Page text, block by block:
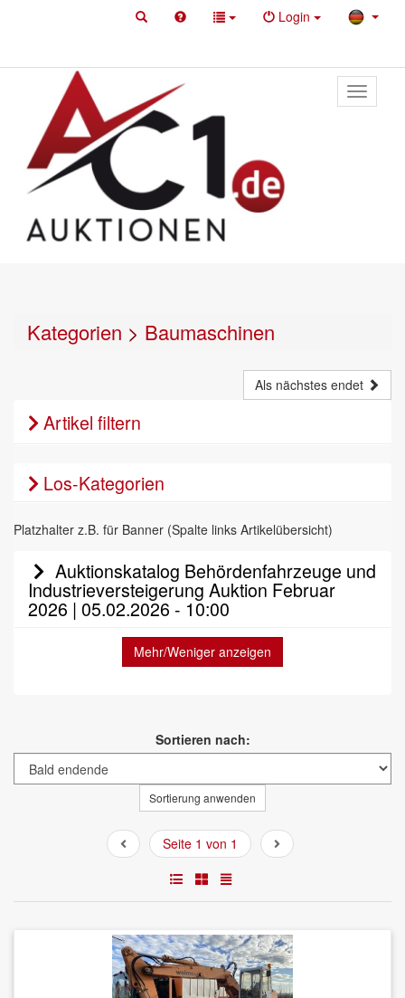
Login
Toggle
primary
Kategorien > Baumaschinen
Als nächstes endet
Artikel filtern
Los-Kategorien
Platzhalter z.B. für Banner (Spalte links Artikelübersicht)
Auktionskatalog Behördenfahrzeuge und
Industrieversteigerung Auktion Februar
2026 | 05.02.2026 - 10:00
Mehr/Weniger anzeigen
Sortieren nach:
Sortierung anwenden
Seite 1 von 1